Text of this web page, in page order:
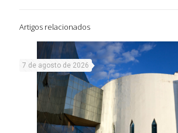
Artigos relacionados
7 de agosto de 2026